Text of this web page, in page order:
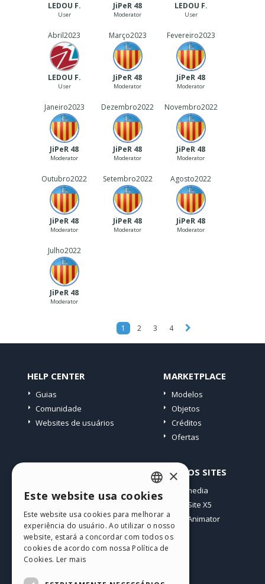
LEDOU F.
User
JiPeR 48
Moderator
LEDOU F.
User
Abril2023
LEDOU F.
User
Março2023
JiPeR 48
Moderator
Fevereiro2023
JiPeR 48
Moderator
Janeiro2023
JiPeR 48
Moderator
Dezembro2022
JiPeR 48
Moderator
Novembro2022
JiPeR 48
Moderator
Outubro2022
JiPeR 48
Moderator
Setembro2022
JiPeR 48
Moderator
Agosto2022
JiPeR 48
Moderator
Julho2022
JiPeR 48
Moderator
1 2 3 4
HELP CENTER
Guias
Comunidade
Websites de usuários
MARKETPLACE
Modelos
Objetos
Créditos
Ofertas
Meus posts
Download
Hospedagem Web
Meus Créditos
OUTROS SITES
Incomedia
WebSite X5
WebAnimator
ENGLISH
ITALIAN
GERMAN
PORTUGUESE
×
Este website usa cookies
Este website usa cookies para melhorar a
experiência do usuário. Ao utilizar o nosso
website, estará a concordar com todos os
cookies de acordo com nossa Política de
Cookies. Ler mais